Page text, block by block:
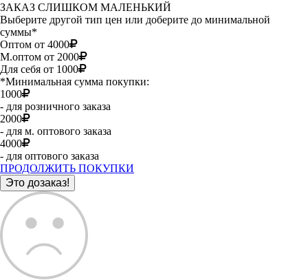
ЗАКАЗ СЛИШКОМ МАЛЕНЬКИЙ
Выберите другой тип цен или доберите до минимальной
суммы*
Оптом от 4000
М.оптом от 2000
Для себя от 1000
*Минимальная сумма покупки:
1000
- для розничного заказа
2000
- для м. оптового заказа
4000
- для оптового заказа
ПРОДОЛЖИТЬ ПОКУПКИ